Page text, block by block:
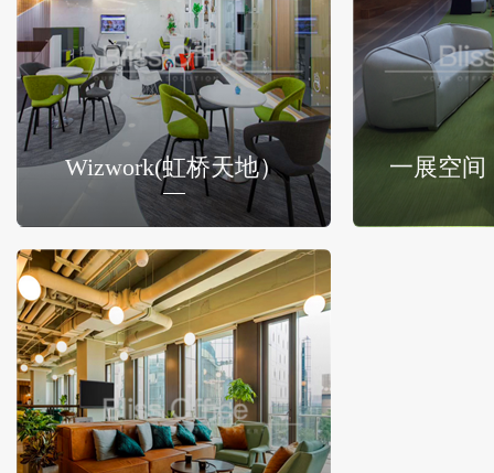
Wizwork(虹桥天地） 一展空间